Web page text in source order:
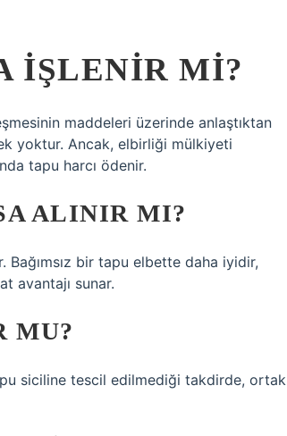
IŞLENIR MI?
maddeleri üzerinde anlaştıktan
yoktur. Ancak, elbirliği mülkiyeti
tapu harcı ödenir.
ALINIR MI?
bir tapu elbette daha iyidir,
avantajı sunar.
MU?
siciline tescil edilmediği takdirde, ortak